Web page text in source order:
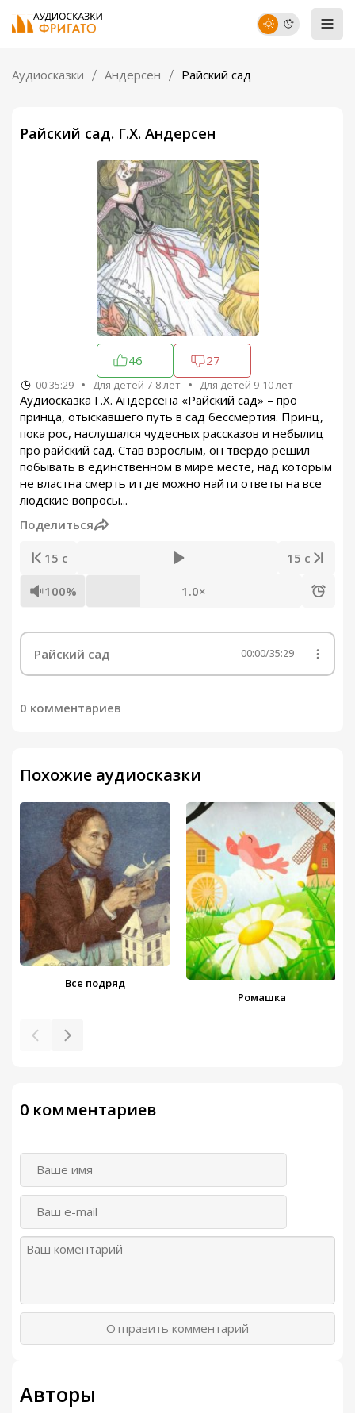
Аудиосказки Андерсен Райский сад
Райский сад. Г.Х. Андерсен
46 27
00:35:29 Для детей 7-8 лет Для детей 9-10 лет
Аудиосказка Г.Х. Андерсена «Райский сад» – про
принца, отыскавшего путь в сад бессмертия. Принц,
пока рос, наслушался чудесных рассказов и небылиц
про райский сад. Став взрослым, он твёрдо решил
побывать в единственном в мире месте, над которым
не властна смерть и где можно найти ответы на все
людские вопросы...
Поделиться
15 с 15 с
100% 1.0×
Райский сад 00:00/35:29
0 комментариев
Похожие аудиосказки
Все подряд
Ромашка
0 комментариев
Отправить комментарий
Авторы